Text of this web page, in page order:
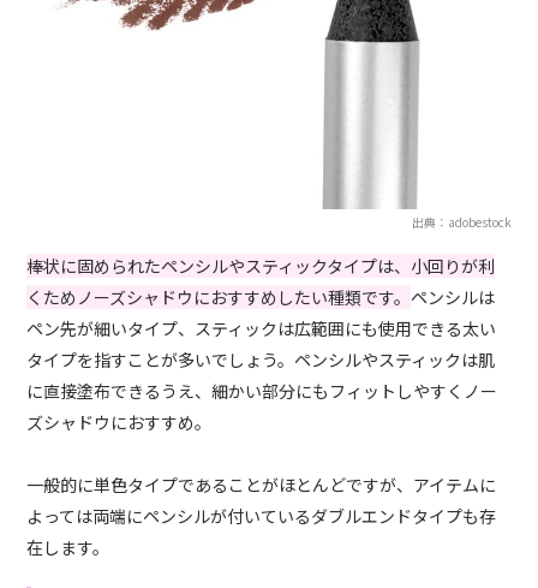
出典：adobestock
棒状に固められたペンシルやスティックタイプは、小回りが利
くためノーズシャドウにおすすめしたい種類です。 ペンシルは
ペン先が細いタイプ、スティックは広範囲にも使用できる太い
タイプを指すことが多いでしょう。ペンシルやスティックは肌
に直接塗布できるうえ、細かい部分にもフィットしやすくノー
ズシャドウにおすすめ。
一般的に単色タイプであることがほとんどですが、アイテムに
よっては両端にペンシルが付いているダブルエンドタイプも存
在します。